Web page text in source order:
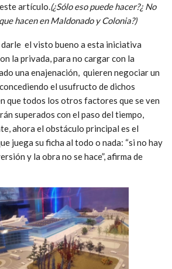
artículo .(¿Sólo eso puede hacer?¿ No
hacen en Maldonado y Colonia?)
el visto bueno a esta iniciativa
la privada, para no cargar con la
una enajenación, quieren negociar un
el usufructo de dichos
que todos los otros factores que se ven
superados con el paso del tiempo,
ahora el obstáculo principal es el
juega su ficha al todo o nada: “si no hay
y la obra no se hace”, afirma de